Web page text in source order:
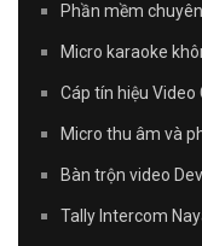
Phần mềm
Micro karaoke
Cáp tín hiệu Video
Micro thu âm và
Bàn trộn video
Tally Intercom